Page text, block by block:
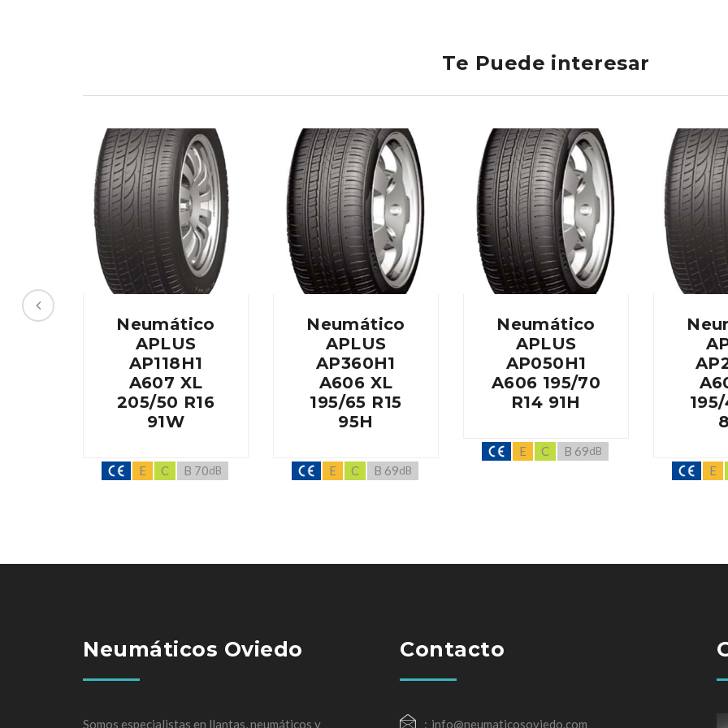
Te Puede interesar
Neumático
APLUS
AP118H1
A607 XL
205/50 R16
91W
E C B 70dB
Neumático
APLUS
AP360H1
A606 XL
195/65 R15
95H
E C B 69dB
Neumático
APLUS
AP050H1
A606 195/70
R14 91H
E C B 69dB
E
Neumáticos Oviedo
Somos especialistas en llantas, neumáticos y
Contacto
info@neumaticosoviedo.com